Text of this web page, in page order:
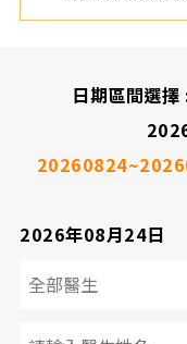
日期區間選擇
2026年08月24日